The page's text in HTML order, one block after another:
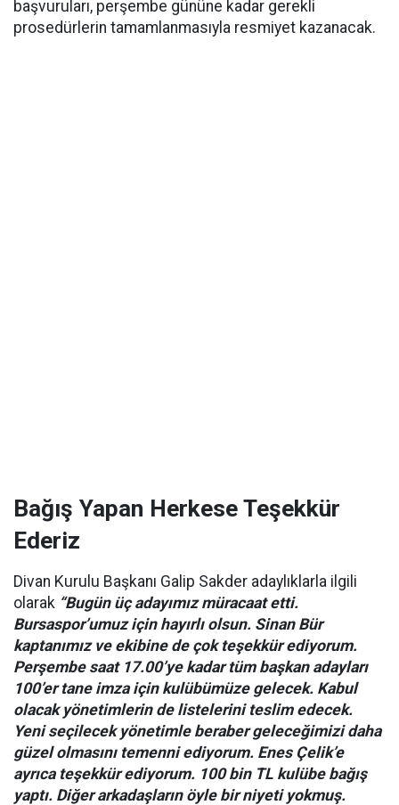
başvuruları, perşembe gününe kadar gerekli
prosedürlerin tamamlanmasıyla resmiyet kazanacak.
Bağış Yapan Herkese Teşekkür
Ederiz
Divan Kurulu Başkanı Galip Sakder adaylıklarla ilgili
olarak “Bugün üç adayımız müracaat etti.
Bursaspor’umuz için hayırlı olsun. Sinan Bür
kaptanımız ve ekibine de çok teşekkür ediyorum.
Perşembe saat 17.00’ye kadar tüm başkan adayları
100’er tane imza için kulübümüze gelecek. Kabul
olacak yönetimlerin de listelerini teslim edecek.
Yeni seçilecek yönetimle beraber geleceğimizi daha
güzel olmasını temenni ediyorum. Enes Çelik’e
ayrıca teşekkür ediyorum. 100 bin TL kulübe bağış
yaptı. Diğer arkadaşların öyle bir niyeti yokmuş.